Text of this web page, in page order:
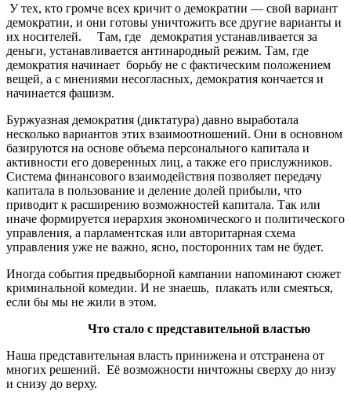
У тех, кто громче всех кричит о демократии — свой вариант
демократии, и они готовы уничтожить все другие варианты и
их носителей. Там, где демократия устанавливается за
деньги, устанавливается антинародный режим. Там, где
демократия начинает борьбу не с фактическим положением
вещей, а с мнениями несогласных, демократия кончается и
начинается фашизм.
Буржуазная демократия (диктатура) давно выработала
несколько вариантов этих взаимоотношений. Они в основном
базируются на основе объема персонального капитала и
активности его доверенных лиц, а также его прислужников.
Система финансового взаимодействия позволяет передачу
капитала в пользование и деление долей прибыли, что
приводит к расширению возможностей капитала. Так или
иначе формируется иерархия экономического и политического
управления, а парламентская или авторитарная схема
управления уже не важно, ясно, посторонних там не будет.
Иногда события предвыборной кампании напоминают сюжет
криминальной комедии. И не знаешь, плакать или смеяться,
если бы мы не жили в этом.
Что стало с представительной властью
Наша представительная власть принижена и отстранена от
многих решений. Её возможности ничтожны сверху до низу
и снизу до верху.